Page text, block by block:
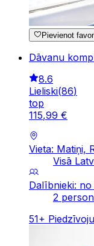
Pievienot
Dāvanu
8.6
Lieliski(86)
top
115,99 €
Vieta: Matiņi,
Visā
Dalībnieki:
2
51+